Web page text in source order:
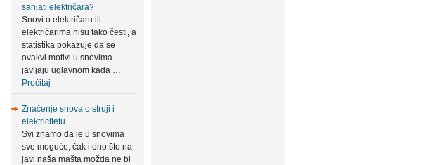
sanjati električara?
Snovi o električaru ili
električarima nisu tako česti, a
statistika pokazuje da se
ovakvi motivi u snovima
javljaju uglavnom kada …
Pročitaj
Značenje snova o struji i
elektricitetu
Svi znamo da je u snovima
sve moguće, čak i ono što na
javi naša mašta možda ne bi